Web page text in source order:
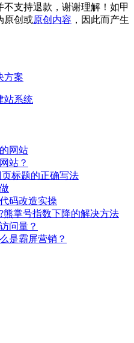
支持退款，谢谢理解！如甲
原创或原创内容 ，因此而产生
方案
站系统
网站
站？
标题的正确写法
码改造实操
熊掌号指数下降的解决方法
问量？
是霸屏营销？